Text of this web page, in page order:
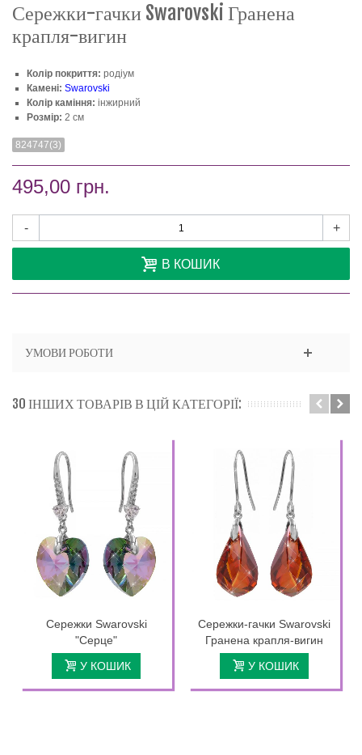
Сережки-гачки Swarovski Гранена
крапля-вигин
Колір покриття: родіум
Камені: Swarovski
Колір каміння: інжирний
Розмір: 2 см
824747(3)
495,00 грн.
- +
В КОШИК
УМОВИ РОБОТИ
30 ІНШИХ ТОВАРІВ В ЦІЙ КАТЕГОРІЇ:
Сережки Swarovski
"Серце"
У КОШИК
Сережки-гачки Swarovski
Гранена крапля-вигин
У КОШИК